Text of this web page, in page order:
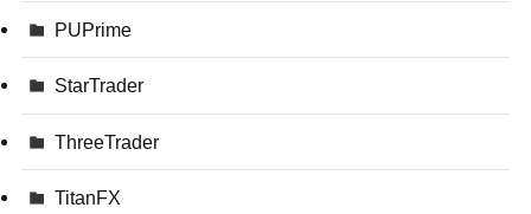
PUPrime
StarTrader
ThreeTrader
TitanFX